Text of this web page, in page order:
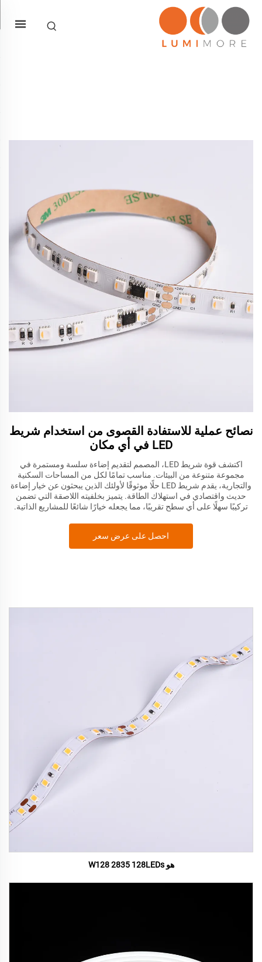
نصائح عملية للاستفادة القصوى من استخدام شريط
LED في أي مكان
اكتشف قوة شريط LED، المصمم لتقديم إضاءة سلسة ومستمرة في
مجموعة متنوعة من البيئات. مناسب تمامًا لكل من المساحات السكنية
والتجارية، يقدم شريط LED حلًا موثوقًا لأولئك الذين يبحثون عن خيار إضاءة
حديث واقتصادي في استهلاك الطاقة. يتميز بخلفيته اللاصقة التي تضمن
تركيبًا سهلًا على أي سطح تقريبًا، مما يجعله خيارًا شائعًا للمشاريع الذاتية.
احصل على عرض سعر
هو W128 2835 128LEDs